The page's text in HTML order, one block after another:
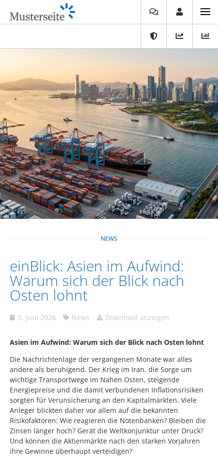
NEWS
einBlick: Asien im Aufwind:
Warum sich der Blick nach
Osten lohnt
5. Juni 2026 News Download anzeigen
Asien im Aufwind: Warum sich der Blick nach Osten lohnt
Die Nachrichtenlage der vergangenen Monate war alles
andere als beruhigend. Der Krieg im Iran, die Sorge um
wichtige Transportwege im Nahen Osten, steigende
Energiepreise und die damit verbundenen Inflationsrisiken
sorgten für Verunsicherung an den Kapitalmärkten. Viele
Anleger blickten daher vor allem auf die bekannten
Risikofaktoren: Wie reagieren die Notenbanken? Bleiben die
Zinsen länger hoch? Gerät die Weltkonjunktur unter Druck?
Und können die Aktienmärkte nach den starken Vorjahren
ihre Gewinne überhaupt verteidigen?